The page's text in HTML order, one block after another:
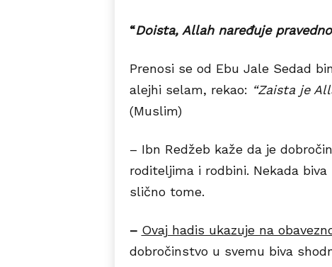
“Doista, Allah naređuje
Prenosi se od Ebu Jale Sedad
alejhi selam, rekao: “Zaista je
(Muslim)
– Ibn Redžeb kaže da je
roditeljima i rodbini. Nekada biva
slično tome.
– Ovaj hadis ukazuje na
dobročinstvo u svemu biva